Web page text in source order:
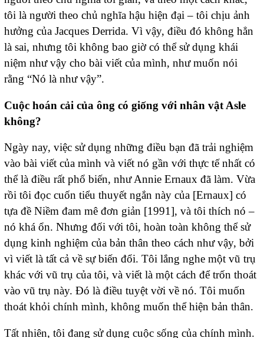
tôi là người theo chủ nghĩa hậu hiện đại – tôi chịu ảnh
hưởng của Jacques Derrida. Vì vậy, điều đó không hẳn
là sai, nhưng tôi không bao giờ có thể sử dụng khái
niệm như vậy cho bài viết của mình, như muốn nói
rằng “Nó là như vậy”.
Cuộc hoán cải của ông có giống với nhân vật Asle
không?
Ngày nay, việc sử dụng những điều bạn đã trải nghiệm
vào bài viết của mình và viết nó gần với thực tế nhất có
thể là điều rất phổ biến, như Annie Ernaux đã làm. Vừa
rồi tôi đọc cuốn tiểu thuyết ngắn này của [Ernaux] có
tựa đề Niềm đam mê đơn giản [1991], và tôi thích nó –
nó khá ổn. Nhưng đối với tôi, hoàn toàn không thể sử
dụng kinh nghiệm của bản thân theo cách như vậy, bởi
vì viết là tất cả về sự biến đổi. Tôi lắng nghe một vũ trụ
khác với vũ trụ của tôi, và viết là một cách để trốn thoát
vào vũ trụ này. Đó là điều tuyệt vời về nó. Tôi muốn
thoát khỏi chính mình, không muốn thể hiện bản thân.
Tất nhiên, tôi đang sử dụng cuộc sống của chính mình.